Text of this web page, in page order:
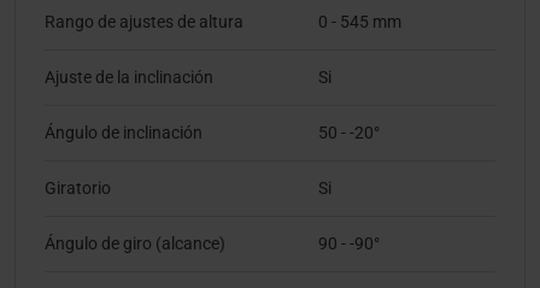
Rango de ajustes de altura 0 - 545 mm
Ajuste de la inclinación Si
Ángulo de inclinación 50 - -20°
Giratorio Si
Ángulo de giro (alcance) 90 - -90°